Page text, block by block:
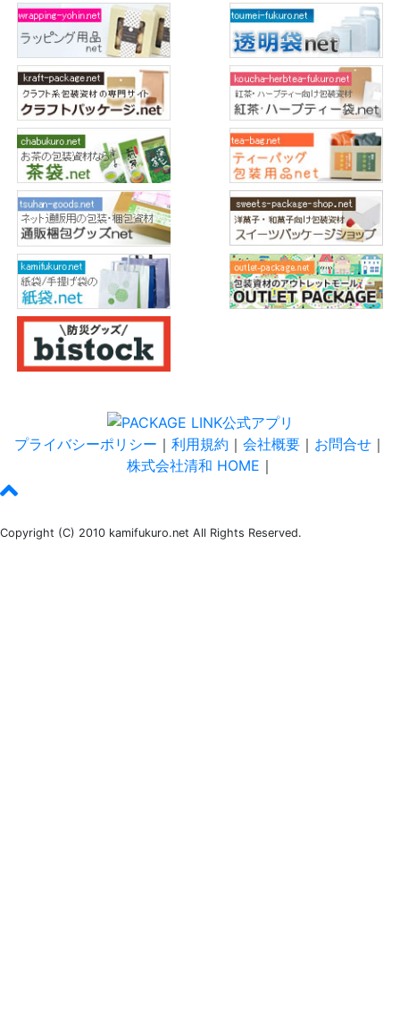
プライバシーポリシー ｜ 利用規約 ｜ 会社概要 ｜ お問合せ ｜
株式会社清和 HOME ｜
Copyright (C) 2010 kamifukuro.net All Rights Reserved.